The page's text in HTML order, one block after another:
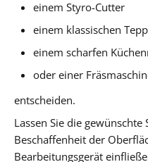
einem Styro-Cutter
einem klassischen
einem scharfen
oder einer
entscheiden.
Lassen Sie die
Beschaffenheit der
Bearbeitungsgerät